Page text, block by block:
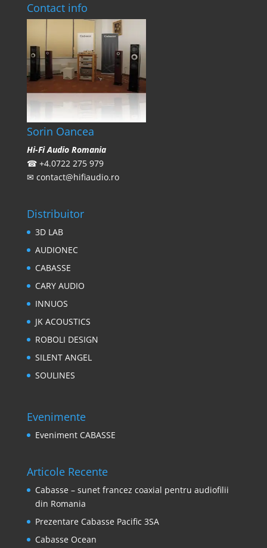
Contact info
Sorin Oancea
Hi-Fi Audio Romania
☎ +4.0722 275 979
✉ contact@hifiaudio.ro
Distribuitor
3D LAB
AUDIONEC
CABASSE
CARY AUDIO
INNUOS
JK ACOUSTICS
ROBOLI DESIGN
SILENT ANGEL
SOULINES
Evenimente
Eveniment CABASSE
Articole Recente
Cabasse – sunet francez coaxial pentru audiofilii
din Romania
Prezentare Cabasse Pacific 3SA
Cabasse Ocean